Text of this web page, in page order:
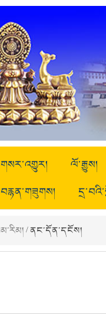
གསར་འགྱུར། ལོ་རྒྱུས།
བརྙན་གཟུགས།
/ ནང་དོན་དངོས།